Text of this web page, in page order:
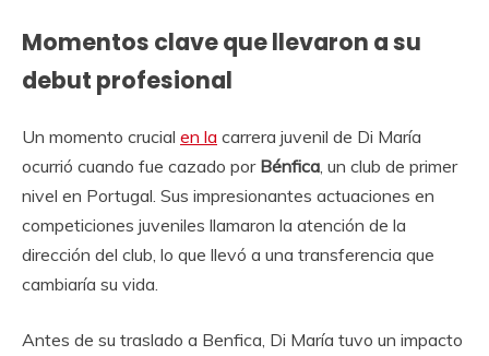
Momentos clave que llevaron a su
debut profesional
Un momento crucial en la carrera juvenil de Di María
ocurrió cuando fue cazado por Bénfica , un club de primer
nivel en Portugal. Sus impresionantes actuaciones en
competiciones juveniles llamaron la atención de la
dirección del club, lo que llevó a una transferencia que
cambiaría su vida.
Antes de su traslado a Benfica, Di María tuvo un impacto